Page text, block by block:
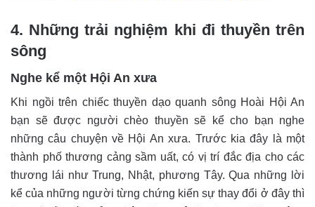
4. Những trải nghiệm khi đi thuyền trên
sông
Nghe kể một Hội An xưa
Khi ngồi trên chiếc thuyền dạo quanh sông Hoài Hội An
bạn sẽ được người chèo thuyền sẽ kể cho bạn nghe
những câu chuyện về Hội An xưa. Trước kia đây là một
thành phố thương cảng sầm uất, có vị trí đắc địa cho các
thương lái như Trung, Nhật, phương Tây. Qua những lời
kể của những người từng chứng kiến sự thay đổi ở đây thì